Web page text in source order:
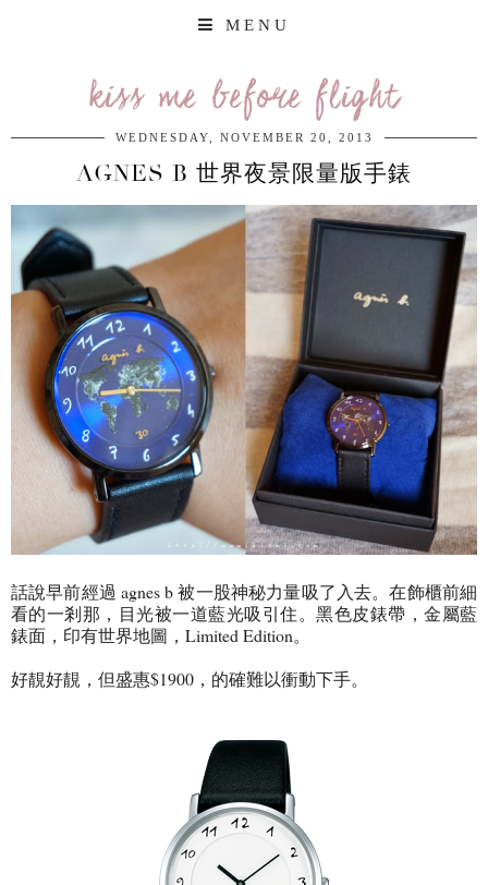
MENU
kiss me before flight
WEDNESDAY, NOVEMBER 20, 2013
AGNES B 世界夜景限量版手錶
話說早前經過 agnes b 被一股神秘力量吸了入去。在飾櫃前細
看的一剎那，目光被一道藍光吸引住。黑色皮錶帶，金屬藍
錶面，印有世界地圖，Limited Edition。
好靚好靚，但盛惠$1900，的確難以衝動下手。